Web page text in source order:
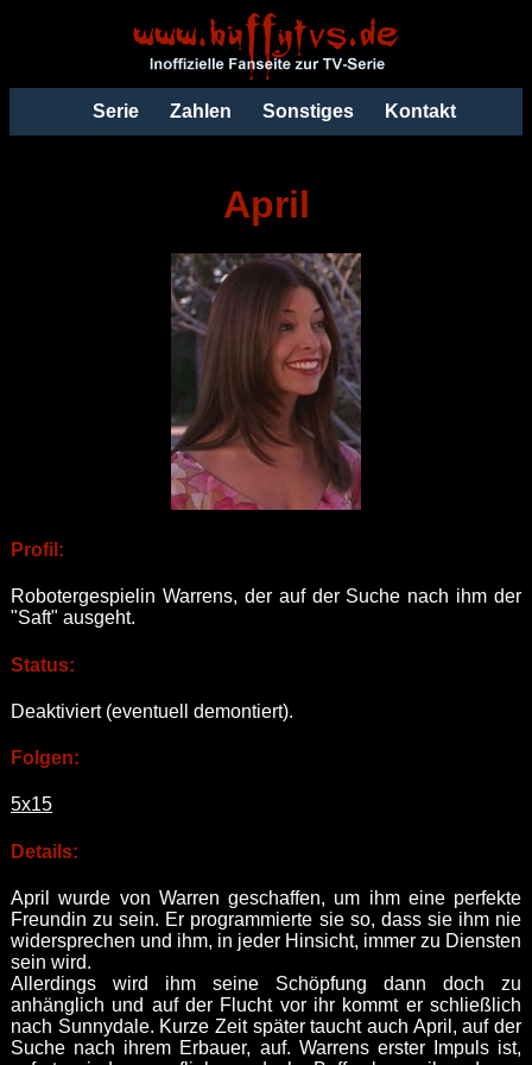
Serie Zahlen Sonstiges Kontakt
April
Profil:
Robotergespielin Warrens, der auf der Suche nach ihm der
"Saft" ausgeht.
Status:
Deaktiviert (eventuell demontiert).
Folgen:
5x15
Details:
April wurde von Warren geschaffen, um ihm eine perfekte
Freundin zu sein. Er programmierte sie so, dass sie ihm nie
widersprechen und ihm, in jeder Hinsicht, immer zu Diensten
sein wird.
Allerdings wird ihm seine Schöpfung dann doch zu
anhänglich und auf der Flucht vor ihr kommt er schließlich
nach Sunnydale. Kurze Zeit später taucht auch April, auf der
Suche nach ihrem Erbauer, auf. Warrens erster Impuls ist,